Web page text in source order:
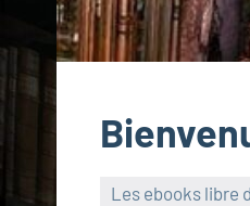
Les ebooks libre